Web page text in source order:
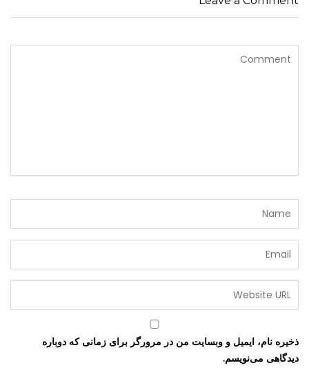
ذخیره نام، ایمیل و وبسایت من در مرورگر برای زمانی که دوباره
دیدگاهی می‌نویسم.